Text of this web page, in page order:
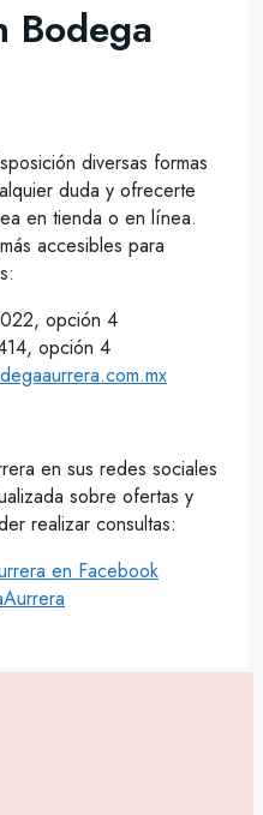
Bodega
diversas formas
duda y ofrecerte
en tienda o en línea.
accesibles para
opción 4
opción 4
en sus redes sociales
sobre ofertas y
realizar consultas:
en Facebook